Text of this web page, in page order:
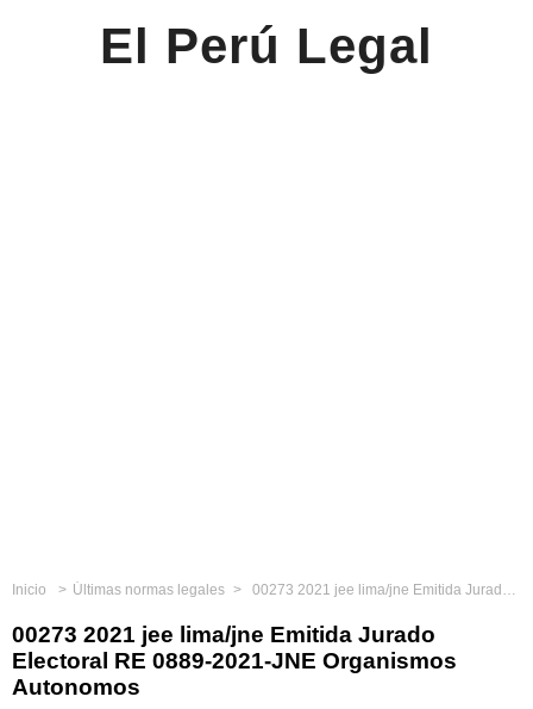
El Perú Legal
Inicio Últimas normas legales 00273 2021 jee lima/jne Emitida Jurado Electoral RE 0889-2021-JNE Organismos Autonomos
00273 2021 jee lima/jne Emitida Jurado
Electoral RE 0889-2021-JNE Organismos
Autonomos